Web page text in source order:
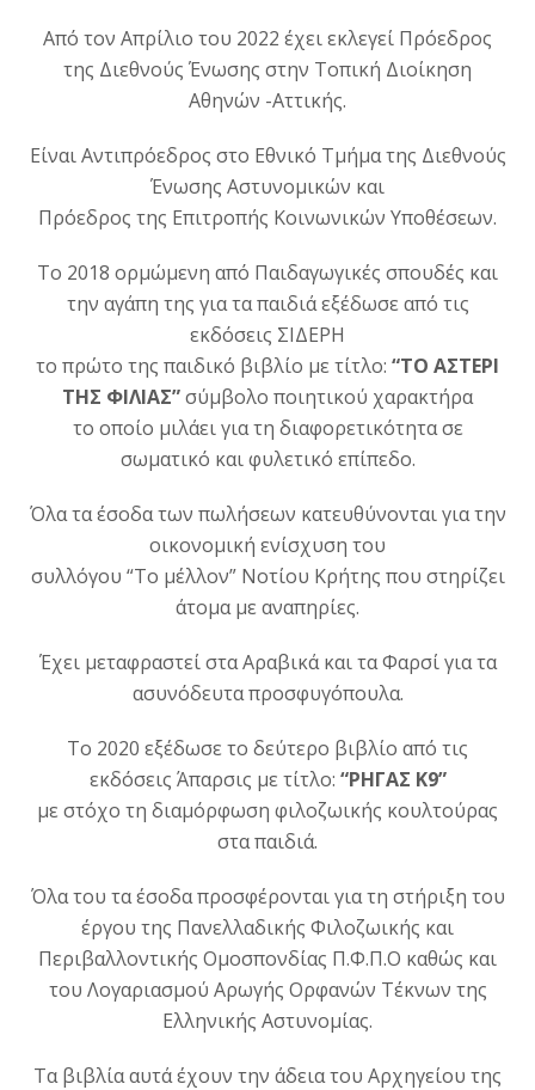
Από τον Απρίλιο του 2022 έχει εκλεγεί Πρόεδρος
της Διεθνούς Ένωσης στην Τοπική Διοίκηση
Αθηνών -Αττικής.
Είναι Αντιπρόεδρος στο Εθνικό Τμήμα της Διεθνούς
Ένωσης Αστυνομικών και
Πρόεδρος της Επιτροπής Κοινωνικών Υποθέσεων.
Το 2018 ορμώμενη από Παιδαγωγικές σπουδές και
την αγάπη της για τα παιδιά εξέδωσε από τις
εκδόσεις ΣΙΔΕΡΗ
το πρώτο της παιδικό βιβλίο με τίτλο: “ΤΟ ΑΣΤΕΡΙ
ΤΗΣ ΦΙΛΙΑΣ”σύμβολο ποιητικού χαρακτήρα
το οποίο μιλάει για τη διαφορετικότητα σε
σωματικό και φυλετικό επίπεδο.
Όλα τα έσοδα των πωλήσεων κατευθύνονται για την
οικονομική ενίσχυση του
συλλόγου “Το μέλλον” Νοτίου Κρήτης που στηρίζει
άτομα με αναπηρίες.
Έχει μεταφραστεί στα Αραβικά και τα Φαρσί για τα
ασυνόδευτα προσφυγόπουλα.
Το 2020 εξέδωσε το δεύτερο βιβλίο από τις
εκδόσεις Άπαρσις με τίτλο: “ΡΗΓΑΣ Κ9”
με στόχο τη διαμόρφωση φιλοζωικής κουλτούρας
στα παιδιά.
Όλα του τα έσοδα προσφέρονται για τη στήριξη του
έργου της Πανελλαδικής Φιλοζωικής και
Περιβαλλοντικής Ομοσπονδίας Π.Φ.Π.Ο καθώς και
του Λογαριασμού Αρωγής Ορφανών Τέκνων της
Ελληνικής Αστυνομίας.
Τα βιβλία αυτά έχουν την άδεια του Αρχηγείου της